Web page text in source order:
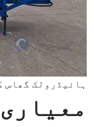
ہائیڈرولک گھاس